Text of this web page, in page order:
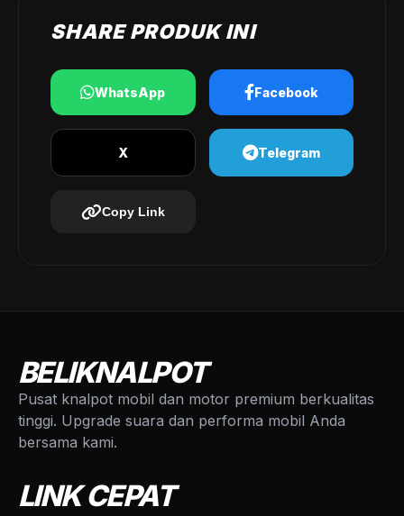
SHARE PRODUK INI
WhatsApp Facebook
X Telegram
Copy Link
BELIKNALPOT
Pusat knalpot mobil dan motor premium berkualitas
tinggi. Upgrade suara dan performa mobil Anda
bersama kami.
LINK CEPAT